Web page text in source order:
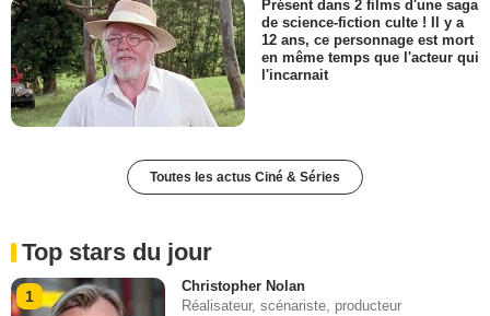
Présent dans 2 films d'une saga
de science-fiction culte ! Il y a
12 ans, ce personnage est mort
en même temps que l'acteur qui
l'incarnait
Toutes les actus Ciné & Séries
Top stars du jour
1
Christopher Nolan
Réalisateur, scénariste, producteur